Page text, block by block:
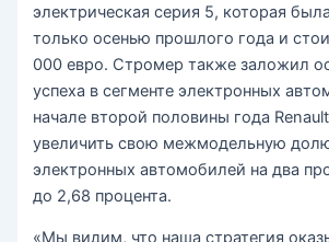
электрическая серия 5, которая
только осенью прошлого года и
000 евро. Стромер также заложил
успеха в сегменте электронных
начале второй половины года
увеличить свою межмодельную
электронных автомобилей на два
до 2,68 процента.